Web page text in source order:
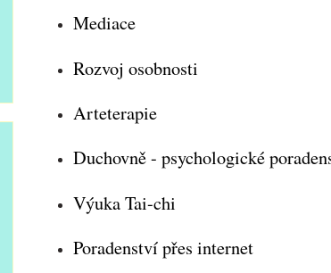
Mediace
Rozvoj osobnosti
Arteterapie
Duchovně - psychologické
Výuka Tai-chi
Poradenství přes internet